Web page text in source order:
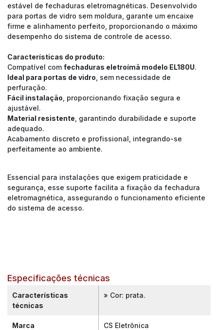
estável de fechaduras eletromagnéticas. Desenvolvido
para portas de vidro sem moldura, garante um encaixe
firme e alinhamento perfeito, proporcionando o máximo
desempenho do sistema de controle de acesso.
Características do produto:
Compatível com fechaduras eletroímã modelo EL180U.
Ideal para portas de vidro , sem necessidade de
perfuração.
Fácil instalação , proporcionando fixação segura e
ajustável.
Material resistente , garantindo durabilidade e suporte
adequado.
Acabamento discreto e profissional, integrando-se
perfeitamente ao ambiente.
Essencial para instalações que exigem praticidade e
segurança, esse suporte facilita a fixação da fechadura
eletromagnética, assegurando o funcionamento eficiente
do sistema de acesso.
Especificações técnicas
Características
técnicas
» Cor: prata.
Marca CS Eletrônica